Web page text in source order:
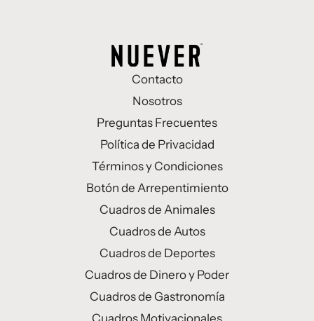
Contacto
Nosotros
Preguntas Frecuentes
Política de Privacidad
Términos y Condiciones
Botón de Arrepentimiento
Cuadros de Animales
Cuadros de Autos
Cuadros de Deportes
Cuadros de Dinero y Poder
Cuadros de Gastronomía
Cuadros Motivacionales